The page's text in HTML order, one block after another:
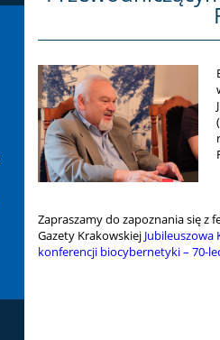
Zapraszamy do zapoznania się z
Gazety Krakowskiej
konferencji biocybernetyki – 70-